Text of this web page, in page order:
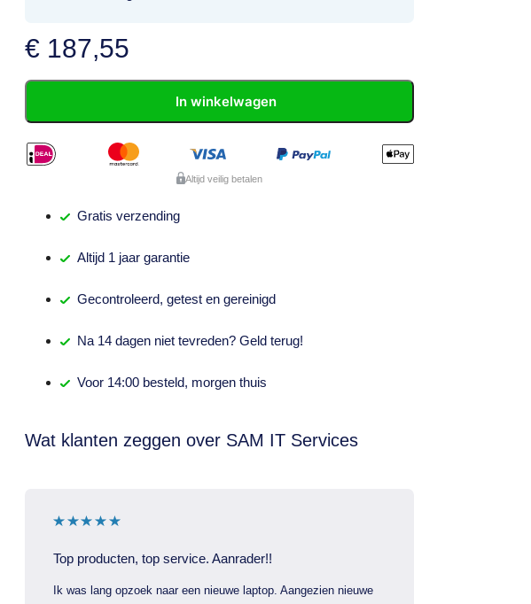
€ 187,55
In winkelwagen
Altijd veilig betalen
Gratis verzending
Altijd 1 jaargarantie
Gecontroleerd, getesten gereinigd
Na 14 dagenniet tevreden? Geld terug!
Voor 14:00 besteld, morgen thuis
Wat klanten zeggen over SAM IT Services
Top producten, top service. Aanrader!!
Ik was lang opzoek naar een nieuwe laptop. Aangezien nieuwe